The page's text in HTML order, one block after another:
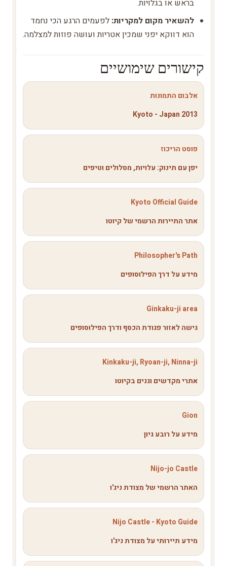
בראש או בגלויות.
להשאיר מקום למקריות: לפעמים הרגע הכי נחמד
הוא דווקא יפני שמכין אטריות ועושה פוזות למצלמה.
קישורים שימושיים
אלבום התמונות
Kyoto - Japan 2013
פוסט הריכוז
יפן עם תינוק: עלויות, מסלולים וטיפים
Kyoto Official Guide
אתר התיירות הרשמי של קיוטו
Philosopher's Path
מידע על דרך הפילוסופים
Ginkaku-ji area
גישה לאזור פגודת הכסף ודרך הפילוסופים
Kinkaku-ji, Ryoan-ji, Ninna-ji
אתרי מקדשים וגנים בקיוטו
Gion
מידע על רובע גיון
Nijo-jo Castle
האתר הרשמי של מצודת ניג'ו
Nijo Castle - Kyoto Guide
מידע תיירותי על מצודת ניג'ו